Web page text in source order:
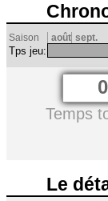
Saison août sept.
Tps jeu:
Temps
Le